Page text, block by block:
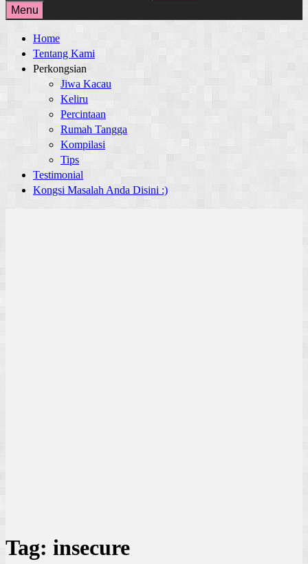
for:
Menu
Home
Tentang Kami
Perkongsian
Jiwa Kacau
Keliru
Percintaan
Rumah Tangga
Kompilasi
Tips
Testimonial
Kongsi Masalah Anda Disini :)
Tag: insecure